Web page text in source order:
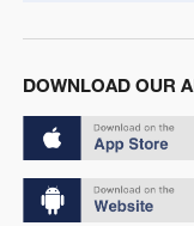
DOWNLOAD OUR